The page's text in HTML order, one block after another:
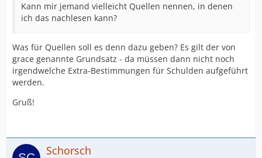
Kann mir jemand vielleicht Quellen nennen, in denen
ich das nachlesen kann?
Was für Quellen soll es denn dazu geben? Es gilt der von
grace genannte Grundsatz - da müssen dann nicht noch
irgendwelche Extra-Bestimmungen für Schulden aufgeführt
werden.
Gruß!
Schorsch